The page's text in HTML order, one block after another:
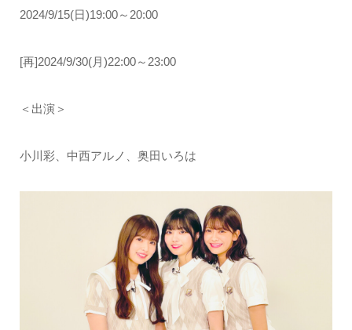
2024/9/15(日)19:00～20:00
[再]2024/9/30(月)22:00～23:00
＜出演＞
小川彩、中西アルノ、奥田いろは